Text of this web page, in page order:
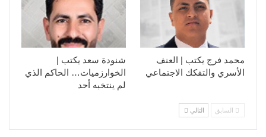
شنودة سعد يكتب |
الخوارزميات… الحاكم الذي
لم ينتخبه أحد
محمد فرج يكتب | العنف
الأسري والتفكك الاجتماعي
السابق التالي